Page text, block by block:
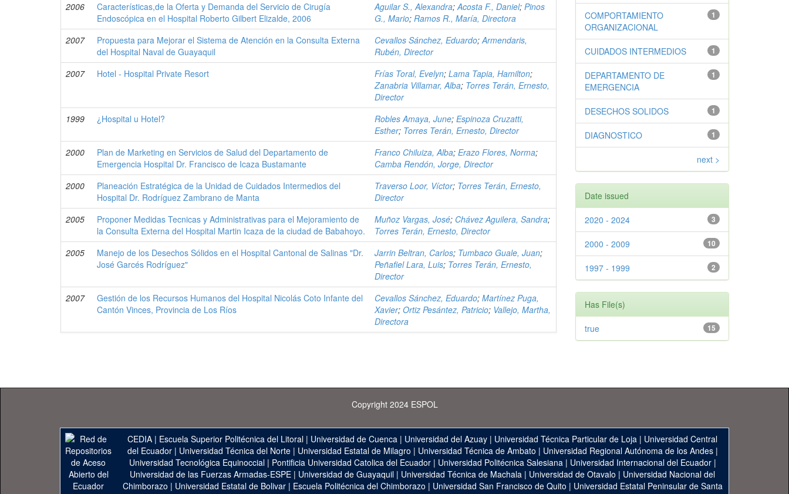
2006
Características,de la Oferta y Demanda del Servicio de Cirugía
Endoscópica en el Hospital Roberto Gilbert Elizalde, 2006
Aguilar S., Alexandra;Acosta F., Daniel;Pinos
G., Mario;Ramos R., María, Directora
2007
Propuesta para Mejorar el Sistema de Atención en la Consulta Externa
del Hospital Naval de Guayaquil
Cevallos Sánchez, Eduardo;Armendaris,
Rubén, Director
2007
Hotel - Hospital Private Resort Frías Toral, Evelyn;Lama Tapia, Hamilton;
Zanabria Villamar, Alba; Torres Terán, Ernesto,
Director
1999
¿Hospital u Hotel? Robles Amaya, June;Espinoza Cruzatti,
Esther; Torres Terán, Ernesto, Director
2000
Plan de Marketing en Servicios de Salud del Departamento de
Emergencia Hospital Dr. Francisco de Icaza Bustamante
Franco Chiluiza, Alba;Erazo Flores, Norma;
Camba Rendón, Jorge, Director
2000
Planeación Estratégica de la Unidad de Cuidados Intermedios del
Hospital Dr. Rodríguez Zambrano de Manta
Traverso Loor, Víctor; Torres Terán, Ernesto,
Director
2005
Proponer Medidas Tecnicas y Administrativas para el Mejoramiento de
la Consulta Externa del Hospital Martin Icaza de la ciudad de Babahoyo.
Muñoz Vargas, José; Chávez Aguilera, Sandra;
Torres Terán, Ernesto, Director
2005
Manejo de los Desechos Sólidos en el Hospital Cantonal de Salinas "Dr.
José Garcés Rodríguez"
Jarrin Beltran, Carlos; Tumbaco Guale, Juan;
Peñafiel Lara, Luis; Torres Terán, Ernesto,
Director
2007
Gestión de los Recursos Humanos del Hospital Nicolás Coto Infante del
Cantón Vinces, Provincia de Los Ríos
Cevallos Sánchez, Eduardo;Martínez Puga,
Xavier;Ortiz Pesántez, Patricio; Vallejo, Martha,
Directora
1
COMPORTAMIENTO
ORGANIZACIONAL
1
CUIDADOS INTERMEDIOS
1
DEPARTAMENTO DE
EMERGENCIA
1
DESECHOS SOLIDOS
1
DIAGNOSTICO
next >
Date issued
3
2020 - 2024
10
2000 - 2009
2
1997 - 1999
Has File(s)
15
true
Copyright 2024 ESPOL
CEDIA | Escuela Superior Politécnica del Litoral | Universidad de Cuenca | Universidad del Azuay | Universidad Técnica Particular de Loja | Universidad Central
del Ecuador| Universidad Técnica del Norte| Universidad Estatal de Milagro | Universidad Técnica de Ambato | Universidad Regional Autónoma de los Andes|
Universidad Tecnológica Equinoccial| Pontificia Universidad Catolica del Ecuador| Universidad Politécnica Salesiana| Universidad Internacional del Ecuador|
Universidad de las Fuerzas Armadas-ESPE | Universidad de Guayaquil | Universidad Técnica de Machala | Universidad de Otavalo | Universidad Nacional del
Chimborazo | Universidad Estatal de Bolivar| Escuela Politécnica del Chimborazo | Universidad San Francisco de Quito | Universidad Estatal Peninsular de Santa